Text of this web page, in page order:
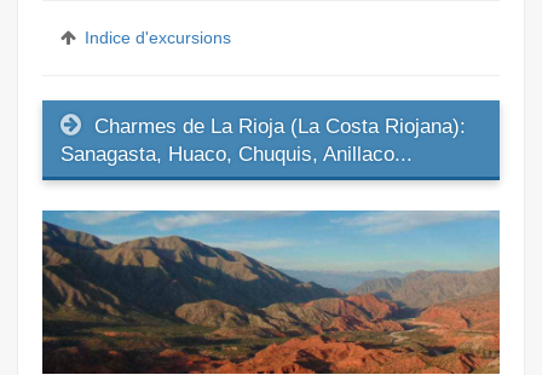
Indice d'excursions
Charmes de La Rioja (La Costa Riojana):
Sanagasta, Huaco, Chuquis, Anillaco...